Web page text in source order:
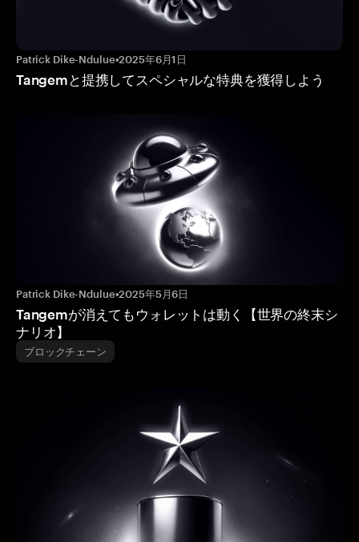
Patrick Dike-Ndulue•2025年6月1日
Tangemと提携してスペシャルな特典を獲得しよう
Patrick Dike-Ndulue•2025年5月6日
Tangemが消えてもウォレットは動く【世界の終末シ
ナリオ】
ブロックチェーン